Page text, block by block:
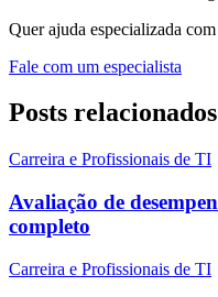
Quer ajuda especializada
Fale com um especialista
Posts relacionados
Carreira e Profissionais de TI
Avaliação de
completo
Carreira e Profissionais de TI